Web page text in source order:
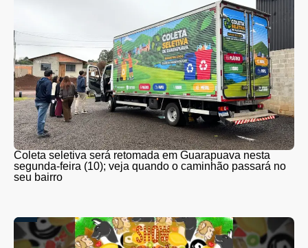
Coleta seletiva será retomada em Guarapuava nesta
segunda-feira (10); veja quando o caminhão passará no
seu bairro